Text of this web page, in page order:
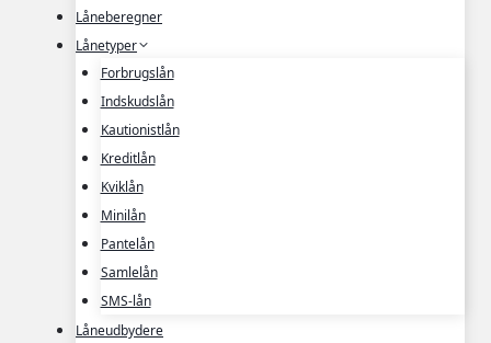
Låneberegner
Lånetyper
Forbrugslån
Indskudslån
Kautionistlån
Kreditlån
Kviklån
Minilån
Pantelån
Samlelån
SMS-lån
Låneudbydere